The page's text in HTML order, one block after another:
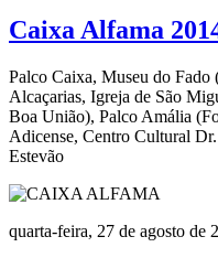
Caixa Alfama
Palco Caixa, Museu do
Alcaçarias, Igreja de São
Boa União), Palco Amália
Adicense, Centro Cultural
Estevão
quarta-feira, 27 de agosto de